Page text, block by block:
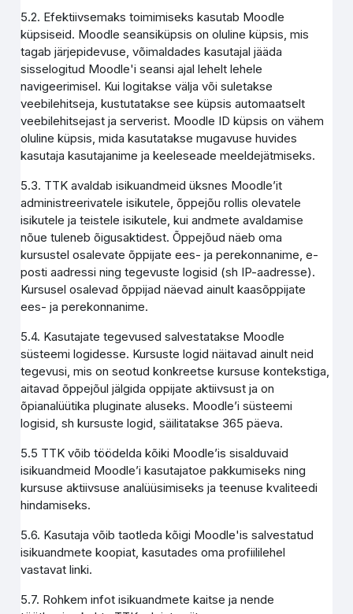
5.2. Efektiivsemaks toimimiseks kasutab Moodle
küpsiseid. Moodle seansiküpsis on oluline küpsis, mis
tagab järjepidevuse, võimaldades kasutajal jääda
sisselogitud Moodle'i seansi ajal lehelt lehele
navigeerimisel. Kui logitakse välja või suletakse
veebilehitseja, kustutatakse see küpsis automaatselt
veebilehitsejast ja serverist. Moodle ID küpsis on vähem
oluline küpsis, mida kasutatakse mugavuse huvides
kasutaja kasutajanime ja keeleseade meeldejätmiseks.
5.3. TTK avaldab isikuandmeid üksnes Moodle’it
administreerivatele isikutele, õppejõu rollis olevatele
isikutele ja teistele isikutele, kui andmete avaldamise
nõue tuleneb õigusaktidest. Õppejõud näeb oma
kursustel osalevate õppijate ees- ja perekonnanime, e-
posti aadressi ning tegevuste logisid (sh IP-aadresse).
Kursusel osalevad õppijad näevad ainult kaasõppijate
ees- ja perekonnanime.
5.4. Kasutajate tegevused salvestatakse Moodle
süsteemi logidesse. Kursuste logid näitavad ainult neid
tegevusi, mis on seotud konkreetse kursuse kontekstiga,
aitavad õppejõul jälgida oppijate aktiivsust ja on
õpianalüütika pluginate aluseks. Moodle’i süsteemi
logisid, sh kursuste logid, säilitatakse 365 päeva.
5.5 TTK võib töödelda kõiki Moodle’is sisalduvaid
isikuandmeid Moodle’i kasutajatoe pakkumiseks ning
kursuse aktiivsuse analüüsimiseks ja teenuse kvaliteedi
hindamiseks.
5.6. Kasutaja võib taotleda kõigi Moodle'is salvestatud
isikuandmete koopiat, kasutades oma profiililehel
vastavat linki.
5.7. Rohkem infot isikuandmete kaitse ja nende